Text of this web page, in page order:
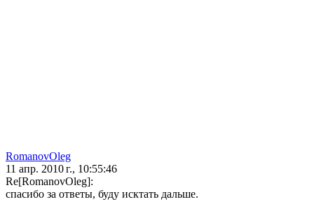
RomanovOleg
11 апр. 2010 г., 10:55:46
Re[RomanovOleg]:
спасибо за ответы, буду исктать дальше.